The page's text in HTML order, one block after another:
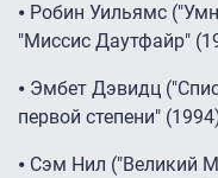
⦁ Робин Уильямс
"Миссис Даутфайр"
⦁ Эмбет Дэвидц
первой степени"
⦁ Сэм Нил ("Великий